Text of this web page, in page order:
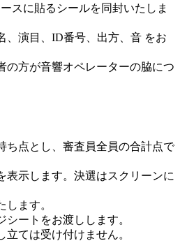
スに貼るシールを同封いたしま
、演目、ID番号、出方、音 をお
の方が音響オペレーターの脇につ
ち点とし、審査員全員の合計点で
表示します。決選はスクリーンに
します。
ートをお渡しします。
ては受け付けません。